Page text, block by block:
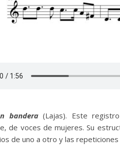
bandera(Lajas). Este
de voces de mujeres. Su
de uno a otro y las